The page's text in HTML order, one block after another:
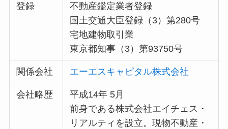
登録
不動産鑑定業者登録
国土交通大臣登録（3）第280号
宅地建物取引業
東京都知事（3）第93750号
関係会社 エーエスキャピタル株式会社
会社略歴
平成14年 5月
前身である株式会社エイチェス・
リアルティを設立。現物不動産・